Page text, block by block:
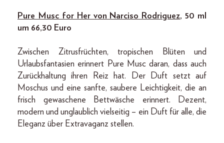
Pure Musc for Her von Narciso Rodriguez, 50 ml
um 66,30 Euro
Zwischen Zitrusfrüchten, tropischen Blüten und
Urlaubsfantasien erinnert Pure Musc daran, dass auch
Zurückhaltung ihren Reiz hat. Der Duft setzt auf
Moschus und eine sanfte, saubere Leichtigkeit, die an
frisch gewaschene Bettwäsche erinnert. Dezent,
modern und unglaublich vielseitig – ein Duft für alle, die
Eleganz über Extravaganz stellen.